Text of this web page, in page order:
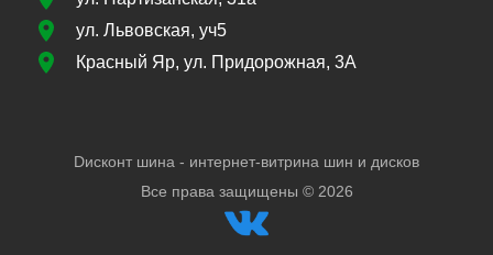
ул. Львовская, уч5
Красный Яр, ул. Придорожная, 3А
Dисконт шина - интернет-витрина шин и дисков
Все права защищены © 2026